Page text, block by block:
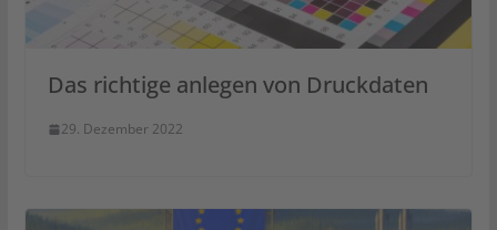
Das richtige anlegen von Druckdaten
29. Dezember 2022